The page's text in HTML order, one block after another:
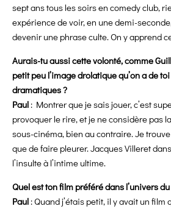
sept ans tous les soirs en comedy club,
expérience de voir, en une demi-
devenir une phrase culte. On y apprend
Aurais-tu aussi cette volonté, comme
petit peu l’image drolatique qu’on a de
dramatiques ?
Paul : Montrer que je sais jouer, c’est
provoquer le rire, et je ne considère pas
sous-cinéma, bien au contraire. Je
que de faire pleurer. Jacques Villeret dans
l’insulte à l’intime ultime.
Quel est ton film préféré dans l’univers
Paul : Quand j’étais petit, il y avait un film